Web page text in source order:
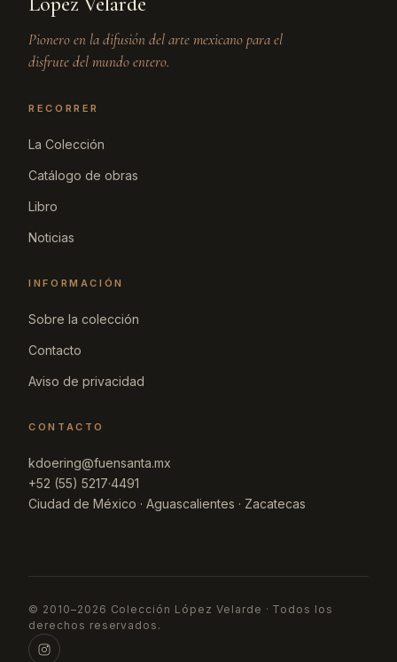
Pionero en la difusión del arte mexicano para el
disfrute del mundo entero.
RECORRER
La Colección
Catálogo de obras
Libro
Noticias
INFORMACIÓN
Sobre la colección
Contacto
Aviso de privacidad
CONTACTO
kdoering@fuensanta.mx
+52 (55) 5217·4491
Ciudad de México · Aguascalientes · Zacatecas
© 2010–2026 Colección López Velarde · Todos los
derechos reservados.